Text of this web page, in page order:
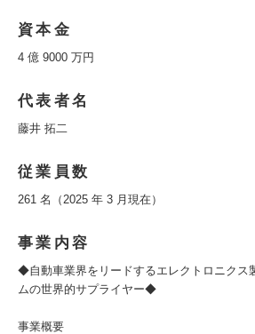
資本金
4 億 9000 万円
代表者名
藤井 拓二
従業員数
261 名（2025 年 3 月現在）
事業内容
◆自動車業界をリードするエレクトロニクス
ムの世界的サプライヤー◆
事業概要